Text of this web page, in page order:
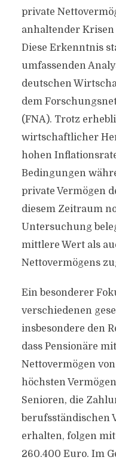
private
anhaltender
Diese Erkenntnis
umfassenden
deutschen
dem
(FNA). Trotz
wirtschaftlicher
hohen
Bedingungen
private Vermögen
diesem Zeitraum
Untersuchung
mittlere Wert als
Nettovermögens
Ein besonderer
verschiedenen
insbesondere den
dass Pensionäre
Nettovermögen
höchsten
Senioren, die
berufsständischen
erhalten, folgen
260.400 Euro. Im